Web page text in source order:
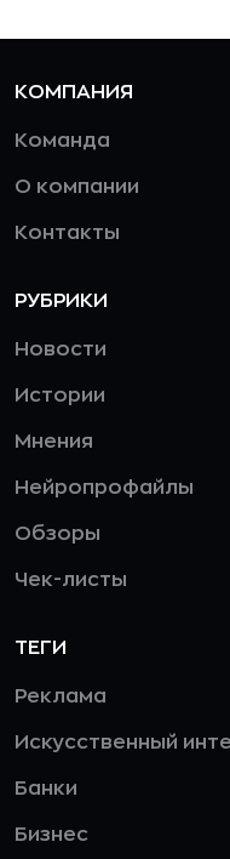
КОМПАНИЯ
Команда
О компании
Контакты
РУБРИКИ
Новости
Истории
Мнения
Нейропрофайлы
Обзоры
Чек-листы
ТЕГИ
Реклама
Искусственный
Банки
Бизнес